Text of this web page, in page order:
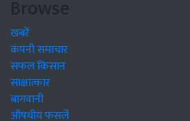
Browse
खबरें
कंपनी समाचार
सफल किसान
साक्षात्कार
बागवानी
औषधीय फसलें